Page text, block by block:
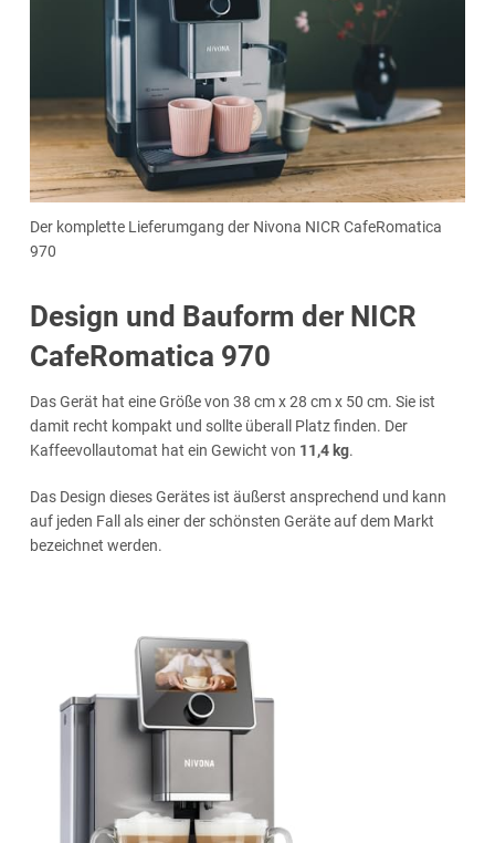
Der komplette Lieferumgang der Nivona NICR CafeRomatica
970
Design und Bauform der NICR
CafeRomatica 970
Das Gerät hat eine Größe von 38 cm x 28 cm x 50 cm. Sie ist
damit recht kompakt und sollte überall Platz finden. Der
Kaffeevollautomat hat ein Gewicht von 11,4 kg.
Das Design dieses Gerätes ist äußerst ansprechend und kann
auf jeden Fall als einer der schönsten Geräte auf dem Markt
bezeichnet werden.